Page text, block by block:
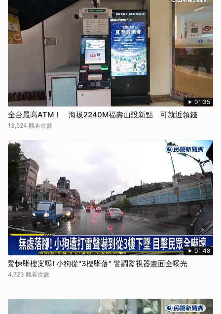
01:35
全台最高ATM！ 海拔2240M福壽山設新點 可就近領錢
13,524 觀看次數
01:48
驚悚墜樓案曝! 小狗從"3樓墜落" 警調監視器畫面全曝光
4,723 觀看次數